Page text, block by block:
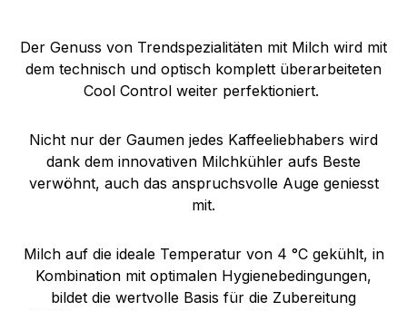
Der Genuss von Trendspezialitäten mit Milch wird mit
dem technisch und optisch komplett überarbeiteten
Cool Control weiter perfektioniert.
Nicht nur der Gaumen jedes Kaffeeliebhabers wird
dank dem innovativen Milchkühler aufs Beste
verwöhnt, auch das anspruchsvolle Auge geniesst
mit.
Milch auf die ideale Temperatur von 4 °C gekühlt, in
Kombination mit optimalen Hygienebedingungen,
bildet die wertvolle Basis für die Zubereitung